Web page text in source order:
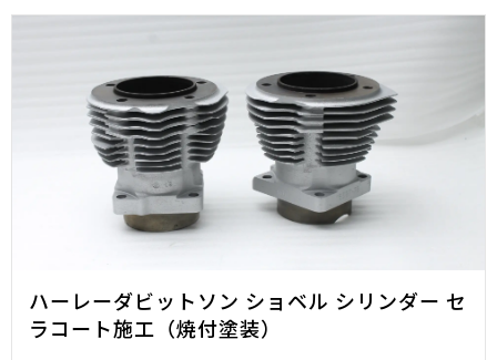
ハーレーダビットソン ショベル シリンダー セ
ラコート施工（焼付塗装）